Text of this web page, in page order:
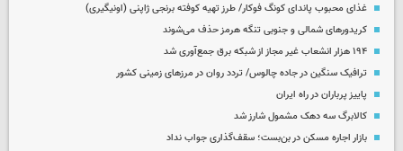
غذای محبوب پاندای کونگ فوکار/ طرز تهیه کوفته برنجی ژاپنی (اونیگیری)
کریدورهای شمالی و جنوبی تنگه هرمز حذف می‌شوند
۱۹۴ هزار انشعاب غیر مجاز از شبکه برق جمع‌آوری شد
ترافیک سنگین در جاده چالوس/ تردد روان در مرزهای زمینی کشور
پاییز پرباران در راه ایران
کالابرگ سه دهک مشمول شارز شد
بازار اجاره مسکن در بن‌بست؛ سقف‌گذاری جواب نداد